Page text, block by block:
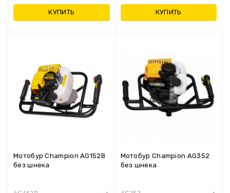
КУПИТЬ КУПИТЬ
Мотобур Champion AG152B
без шнека
Мотобур Champion AG352
без шнека